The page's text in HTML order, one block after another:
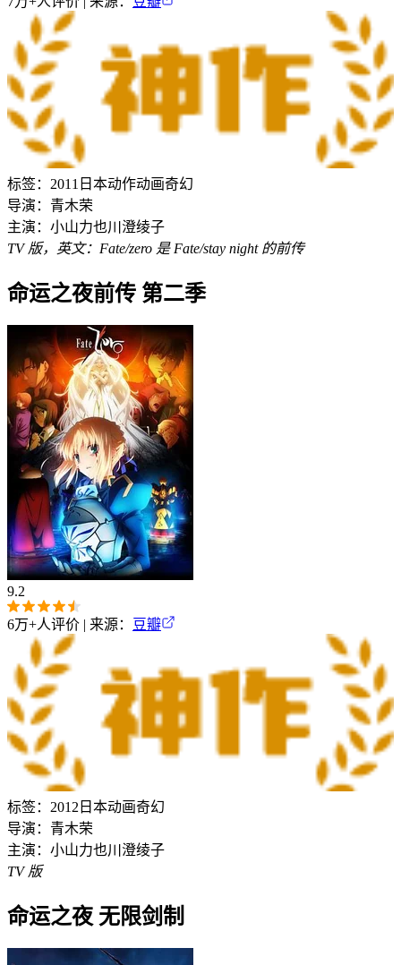
标签： 2011 日本动作动画奇幻
导演： 青木荣
主演： 小山力也川澄绫子
TV 版，英文：Fate/zero 是 Fate/stay night 的前传
命运之夜前传 第二季
9.2
6万+人评价 | 来源： 豆瓣
标签： 2012 日本动画奇幻
导演： 青木荣
主演： 小山力也川澄绫子
TV 版
命运之夜 无限剑制